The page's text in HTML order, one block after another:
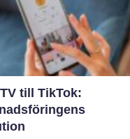
till TikTok: